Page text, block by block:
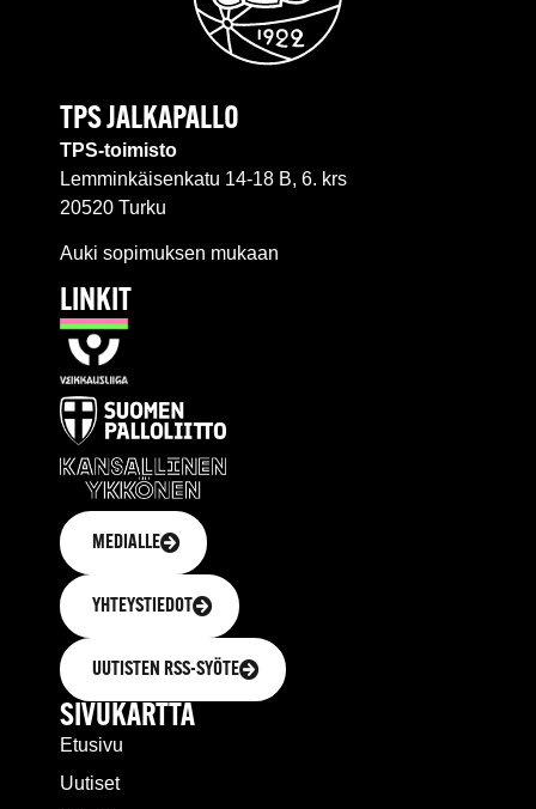
TPS JALKAPALLO
TPS-toimisto
Lemminkäisenkatu 14-18 B, 6. krs
20520 Turku
Auki sopimuksen mukaan
LINKIT
MEDIALLE
YHTEYSTIEDOT
UUTISTEN RSS-SYÖTE
SIVUKARTTA
Etusivu
Uutiset